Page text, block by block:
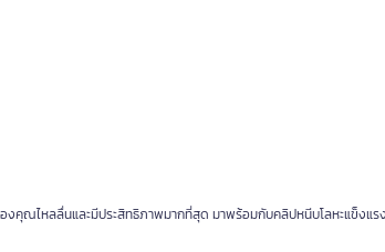
งคุณไหลลื่นและมีประสิทธิภาพมากที่สุด มาพร้อมกับคลิปหนีบโลหะแข็งแ